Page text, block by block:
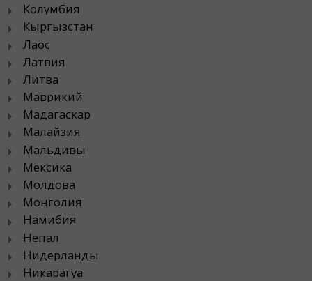
Колумбия
Кыргызстан
Лаос
Латвия
Литва
Маврикий
Мадагаскар
Малайзия
Мальдивы
Мексика
Молдова
Монголия
Намибия
Непал
Нидерланды
Никарагуа